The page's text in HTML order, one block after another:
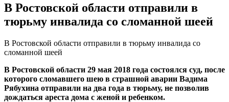
В Ростовской области отправили в
тюрьму инвалида со сломанной шеей
В Ростовской области отправили в тюрьму инвалида со
сломанной шеей
В Ростовской области 29 мая 2018 года состоялся суд, после
которого сломавшего шею в страшной аварии Вадима
Рябухина отправили на два года в тюрьму, не позволив
дождаться ареста дома с женой и ребенком.